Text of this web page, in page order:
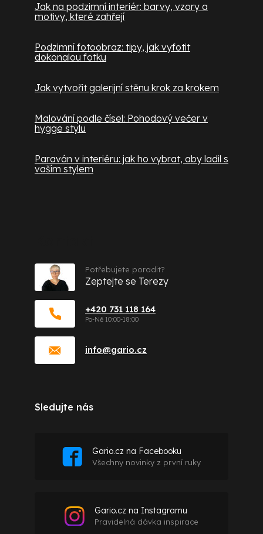
Jak na podzimní interiér: barvy, vzory a
motivy, které zahřejí
Podzimní fotoobraz: tipy, jak vyfotit
dokonalou fotku
Jak vytvořit galerijní stěnu krok za krokem
Malování podle čísel: Pohodový večer v
hygge stylu
Paraván v interiéru: jak ho vybrat, aby ladil s
vaším stylem
info@gario.cz
+420 731 118 164
Potřebujete poradit?
Zeptejte se Terezy
Sledujte nás
Gario.cz na Facebooku
Všechny novinky z první ruky
Gario.cz na Instagramu
Pravidelná dávka inspirace